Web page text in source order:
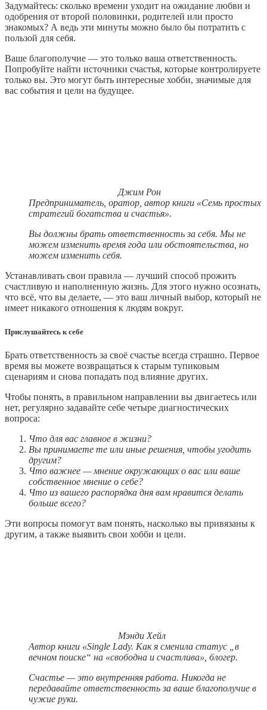
Задумайтесь: сколько времени уходит на ожидание любви и
одобрения от второй половинки, родителей или просто
знакомых? А ведь эти минуты можно было бы потратить с
пользой для себя.
Ваше благополучие — это только ваша ответственность.
Попробуйте найти источники счастья, которые контролируете
только вы. Это могут быть интересные хобби, значимые для
вас события и цели на будущее.
Джим Рон
Предприниматель, оратор, автор книги «Семь простых
стратегий богатства и счастья».
Вы должны брать ответственность за себя. Мы не
можем изменить время года или обстоятельства, но
можем изменить себя.
Устанавливать свои правила — лучший способ прожить
счастливую и наполненную жизнь. Для этого нужно осознать,
что всё, что вы делаете, — это ваш личный выбор, который не
имеет никакого отношения к людям вокруг.
Прислушайтесь к себе
Брать ответственность за своё счастье всегда страшно. Первое
время вы можете возвращаться к старым тупиковым
сценариям и снова попадать под влияние других.
Чтобы понять, в правильном направлении вы двигаетесь или
нет, регулярно задавайте себе четыре диагностических
вопроса:
Что для вас главное в жизни?
Вы принимаете те или иные решения, чтобы угодить
другим?
Что важнее — мнение окружающих о вас или ваше
собственное мнение о себе?
Что из вашего распорядка дня вам нравится делать
больше всего?
Эти вопросы помогут вам понять, насколько вы привязаны к
другим, а также выявить свои хобби и цели.
Мэнди Хейл
Автор книги «Single Lady. Как я сменила статус „в
вечном поиске“ на «свободна и счастлива», блогер.
Счастье — это внутренняя работа. Никогда не
передавайте ответственность за ваше благополучие в
чужие руки.